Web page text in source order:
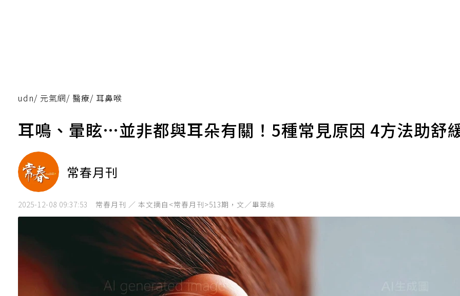
udn/ 元氣網/ 醫療/ 耳鼻喉
耳鳴、暈眩…並非都與耳朵有關！5種常見原因 4方法助舒
常春月刊
2025-12-08 09:37:53 常春月刊 ／ 本文摘自<常春月刊>513期，文／畢翠絲